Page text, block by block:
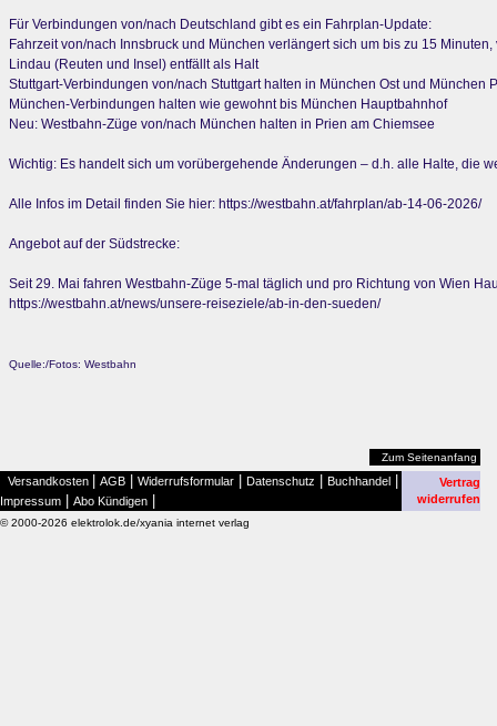
Für Verbindungen von/nach Deutschland gibt es ein Fahrplan-Update:
Fahrzeit von/nach Innsbruck und München verlängert sich um bis zu 15
Lindau (Reuten und Insel) entfällt als Halt
Stuttgart-Verbindungen von/nach Stuttgart halten in München Ost und
München-Verbindungen halten wie gewohnt bis München Hauptbahnhof
Neu: Westbahn-Züge von/nach München halten in Prien am Chiemsee
Wichtig: Es handelt sich um vorübergehende Änderungen – d.h. alle Halte, die
Alle Infos im Detail finden Sie hier: https://westbahn.at/fahrplan/ab-14-06-2026/
Angebot auf der Südstrecke:
Seit 29. Mai fahren Westbahn-Züge 5-mal täglich und pro Richtung von Wien
https://westbahn.at/news/unsere-reiseziele/ab-in-den-sueden/
Quelle:/Fotos: Westbahn
Zum Seitenanfang
Versandkosten AGB Widerrufsformular Datenschutz Buchhandel
Impressum Abo Kündigen
Vertrag
widerrufen
© 2000-2026 elektrolok.de/xyania internet verlag